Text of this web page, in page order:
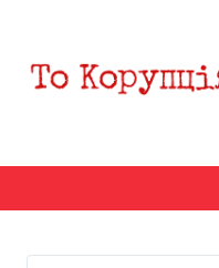
содержанию